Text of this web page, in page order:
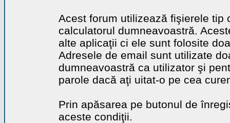
Acest forum utilizează fişierele tip
calculatorul dumneavoastră.
alte aplicaţii ci ele sunt folosite
Adresele de email sunt utilizate
dumneavoastră ca utilizator şi
parole dacă aţi uitat-o pe cea
Prin apăsarea pe butonul de
aceste condiţii.